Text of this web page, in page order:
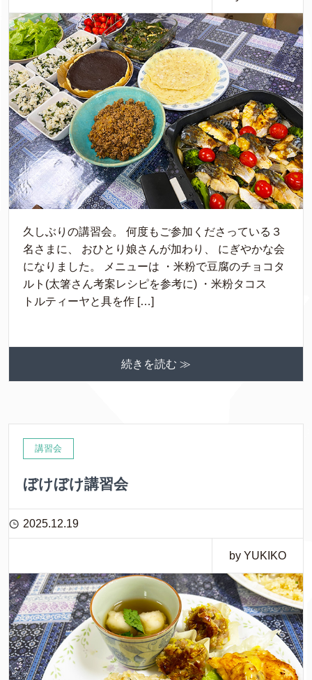
久しぶりの講習会。 何度もご参加くださっている３
名さまに、 おひとり娘さんが加わり、 にぎやかな会
になりました。 メニューは ・米粉で豆腐のチョコタ
ルト(太箸さん考案レシピを参考に) ・米粉タコス
トルティーヤと具を作 […]
続きを読む ≫
講習会
ぼけぼけ講習会
2025.12.19
by YUKIKO